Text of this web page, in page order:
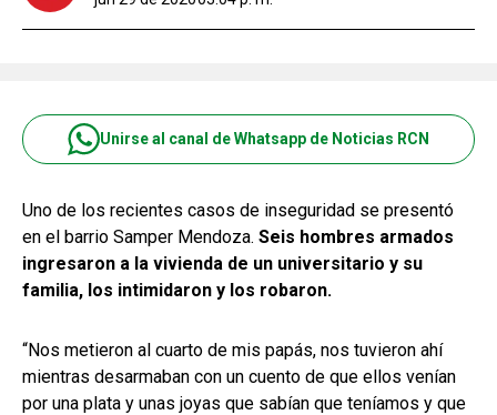
Unirse al canal de Whatsapp de Noticias RCN
Uno de los recientes casos de inseguridad se presentó
en el barrio Samper Mendoza. Seis hombres armados
ingresaron a la vivienda de un universitario y su
familia, los intimidaron y los robaron.
“Nos metieron al cuarto de mis papás, nos tuvieron ahí
mientras desarmaban con un cuento de que ellos venían
por una plata y unas joyas que sabían que teníamos y que